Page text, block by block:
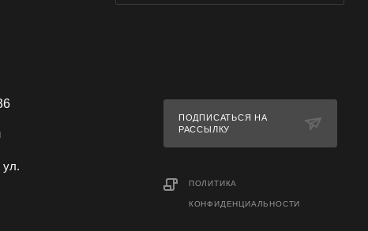
ул.
ПОДПИСАТЬСЯ НА
РАССЫЛКУ
ПОЛИТИКА
КОНФИДЕНЦИАЛЬНОСТИ